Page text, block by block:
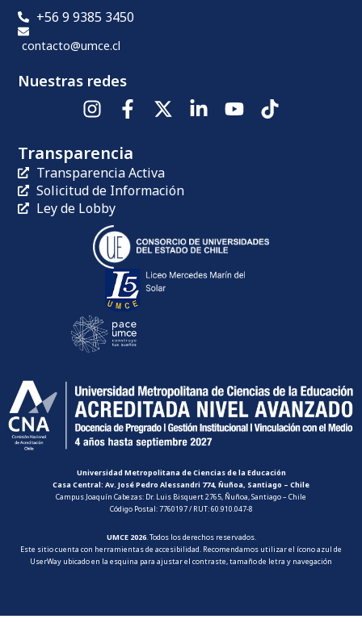
+56 9 9385 3450
contacto@umce.cl
Nuestras redes
Transparencia
Transparencia Activa
Solicitud de Información
Ley de Lobby
Universidad Metropolitana de Ciencias de la Educación
Casa Central: Av. José Pedro Alessandri 774, Ñuñoa, Santiago – Chile
Campus Joaquín Cabezas: Dr. Luis Bisquert 2765, Ñuñoa, Santiago – Chile
Código Postal: 7760197 / RUT: 60.910.047-8
UMCE 2026. Todos los derechos reservados.
Este sitio cuenta con herramientas de accesibilidad. Recomendamos utilizar el ícono azul de
UserWay ubicado en la esquina para ajustar el contraste, tamaño de letra y navegación